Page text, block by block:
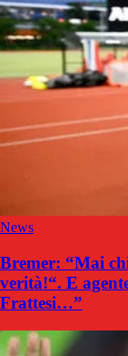
News
Bremer: “Mai
verità!“. E
Frattesi…”